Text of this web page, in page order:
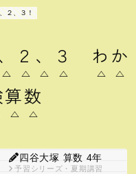
２、３！
２、３ わか
数
四谷大塚 算数 4年
予習シリーズ・夏期講習